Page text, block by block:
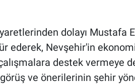
dolayı Mustafa
ederek, Nevşehir'in
destek vermeye
ve önerilerinin şehir